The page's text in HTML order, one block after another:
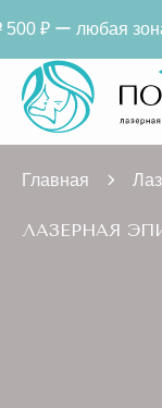
Главная
ЛАЗЕРНАЯ
для новых